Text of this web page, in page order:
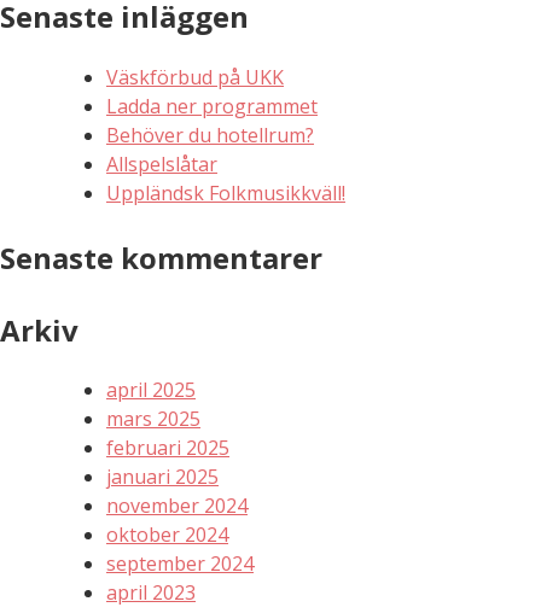
Senaste inläggen
Väskförbud på UKK
Ladda ner programmet
Behöver du hotellrum?
Allspelslåtar
Uppländsk Folkmusikkväll!
Senaste kommentarer
Arkiv
april 2025
mars 2025
februari 2025
januari 2025
november 2024
oktober 2024
september 2024
april 2023